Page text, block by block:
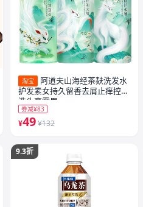
淘宝
阿道夫山海经茶麸洗发水
护发素女持久留香去屑止痒控油
洗头膏露男
券减¥83
¥49 ¥132
9.3折